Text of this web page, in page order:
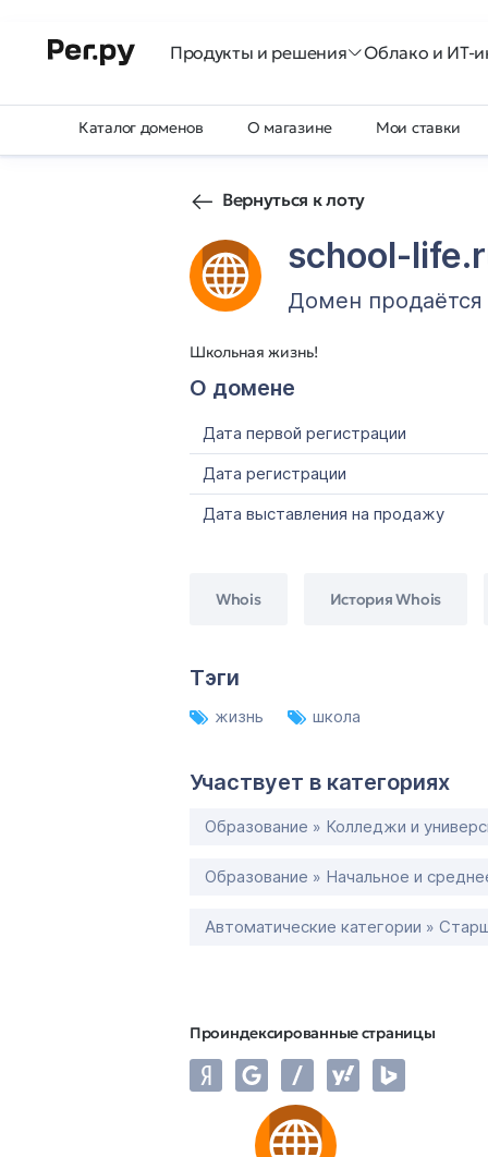
Продукты и решения Облако и ИТ-
Каталог доменов О магазине Мои ставки
Вернуться к лоту
school-
Домен продаётся
Школьная жизнь!
О домене
Дата первой регистрации
Дата регистрации
Дата выставления на продажу
Whois История Whois
Тэги
жизнь школа
Участвует в категориях
Образование » Колледжи и
Образование » Начальное и
Автоматические категории »
Проиндексированные страницы